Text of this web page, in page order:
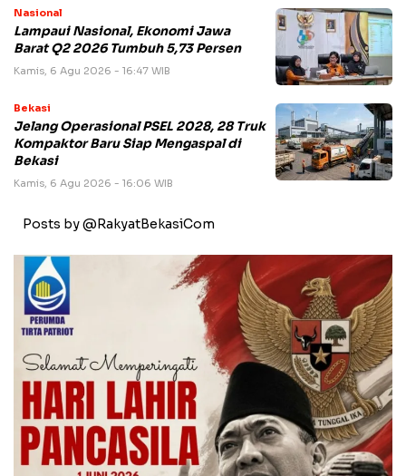
Nasional
Lampaui Nasional, Ekonomi Jawa
Barat Q2 2026 Tumbuh 5,73 Persen
Kamis, 6 Agu 2026 - 16:47 WIB
Bekasi
Jelang Operasional PSEL 2028, 28 Truk
Kompaktor Baru Siap Mengaspal di
Bekasi
Kamis, 6 Agu 2026 - 16:06 WIB
Posts by @RakyatBekasiCom